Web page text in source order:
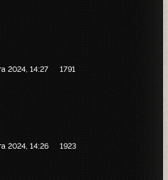
2024, 14:27 1791
2024, 14:26 1923